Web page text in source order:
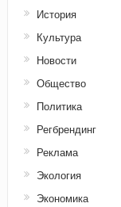
История
Культура
Новости
Общество
Политика
Регбрендинг
Реклама
Экология
Экономика